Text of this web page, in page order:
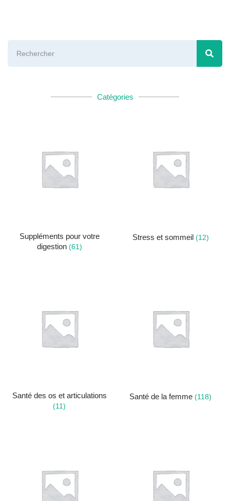
Catégories
Suppléments pour votre
digestion (61)
Stress et sommeil (12)
Santé des os et articulations
(11)
Santé de la femme(118)